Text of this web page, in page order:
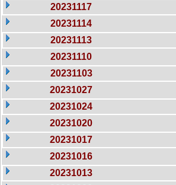
20231117
20231114
20231113
20231110
20231103
20231027
20231024
20231020
20231017
20231016
20231013